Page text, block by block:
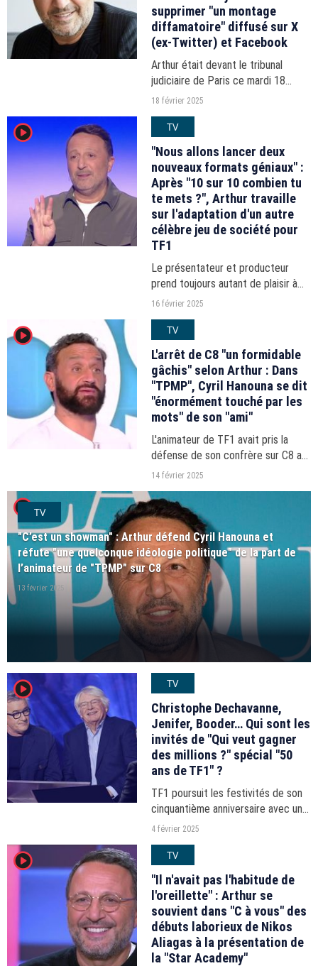
supprimer "un montage
diffamatoire" diffusé sur X
(ex-Twitter) et Facebook
Arthur était devant le tribunal
judiciaire de Paris ce mardi 18
février 2025 pour une audience en
Twitter) et Meta. L’animateur
souhaite faire retirer...
18 février 2025
player2 TV
"Nous allons lancer deux
nouveaux formats géniaux" :
Après "10 sur 10 combien tu
te mets ?", Arthur travaille
sur l'adaptation d'un autre
célèbre jeu de société pour
TF1
Le présentateur et producteur
prend toujours autant de plaisir à
animer des divertissements et
marques.
16 février 2025
player2 TV
L'arrêt de C8 "un formidable
gâchis" selon Arthur : Dans
"TPMP", Cyril Hanouna se dit
"énormément touché par les
mots" de son "ami"
L'animateur de TF1 avait pris la
défense de son confrère sur C8 au
sujet de son idéologie politique et
chaîne qui accueille son talk-show.
14 février 2025
player2TV
"C’est un showman" : Arthur défend Cyril Hanouna et
réfute "une quelconque idéologie politique" de la part de
l’animateur de "TPMP" sur C8
13 février 2025
player2 TV
Christophe Dechavanne,
Jenifer, Booder… Qui sont les
invités de "Qui veut gagner
des millions ?" spécial "50
ans de TF1" ?
TF1 poursuit les festivités de son
cinquantième anniversaire avec un
numéro exceptionnel de "Qui veut
mardi 4 février 2025 à 21h10.
4 février 2025
player2 TV
"Il n'avait pas l'habitude de
l'oreillette" : Arthur se
souvient dans "C à vous" des
débuts laborieux de Nikos
Aliagas à la présentation de
la "Star Academy"